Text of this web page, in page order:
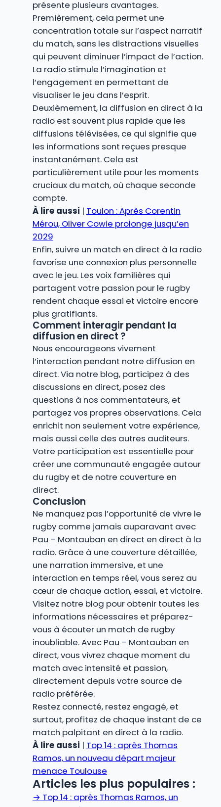
présente plusieurs avantages.
Premièrement, cela permet une
concentration totale sur l’aspect narratif
du match, sans les distractions visuelles
qui peuvent diminuer l’impact de l’action.
La radio stimule l’imagination et
l’engagement en permettant de
visualiser le jeu dans l’esprit.
Deuxièmement, la diffusion en direct à la
radio est souvent plus rapide que les
diffusions télévisées, ce qui signifie que
les informations sont reçues presque
instantanément. Cela est
particulièrement utile pour les moments
cruciaux du match, où chaque seconde
compte.
À lire aussi | Toulon : Après Corentin
Mérou, Oliver Cowie prolonge jusqu’en
2029
Enfin, suivre un match en direct à la radio
favorise une connexion plus personnelle
avec le jeu. Les voix familières qui
partagent votre passion pour le rugby
rendent chaque essai et victoire encore
plus gratifiants.
Comment interagir pendant la
diffusion en direct ?
Nous encourageons vivement
l’interaction pendant notre diffusion en
direct. Via notre blog, participez à des
discussions en direct, posez des
questions à nos commentateurs, et
partagez vos propres observations. Cela
enrichit non seulement votre expérience,
mais aussi celle des autres auditeurs.
Votre participation est essentielle pour
créer une communauté engagée autour
du rugby et de notre couverture en
direct.
Conclusion
Ne manquez pas l’opportunité de vivre le
rugby comme jamais auparavant avec
Pau – Montauban en direct en direct à la
radio. Grâce à une couverture détaillée,
une narration immersive, et une
interaction en temps réel, vous serez au
cœur de chaque action, essai, et victoire.
Visitez notre blog pour obtenir toutes les
informations nécessaires et préparez-
vous à écouter un match de rugby
inoubliable. Avec Pau – Montauban en
direct, vous vivrez chaque moment du
match avec intensité et passion,
directement depuis votre source de
radio préférée.
Restez connecté, restez engagé, et
surtout, profitez de chaque instant de ce
match palpitant en direct à la radio.
À lire aussi | Top 14 : après Thomas
Ramos, un nouveau départ majeur
menace Toulouse
Articles les plus populaires :
→ Top 14 : après Thomas Ramos, un